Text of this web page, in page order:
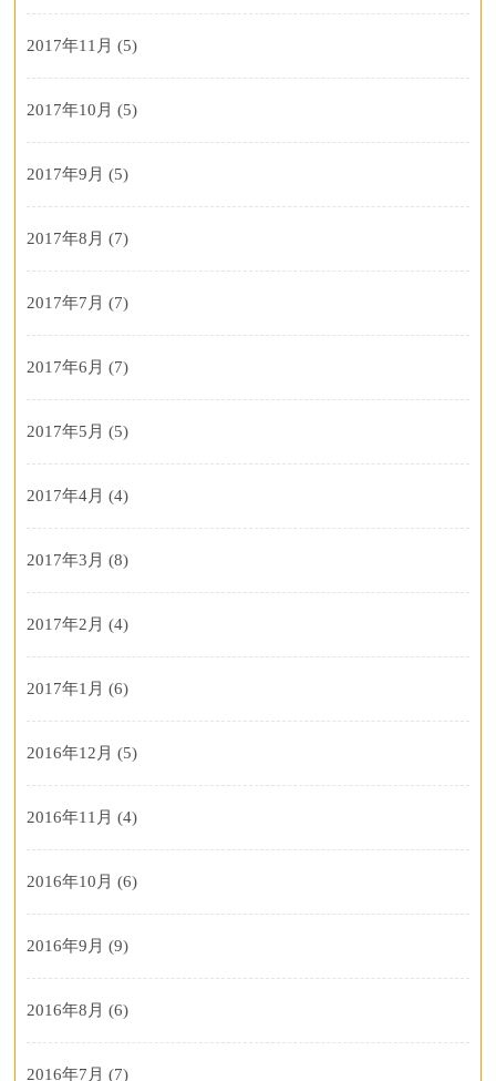
2017年11月 (5)
2017年10月 (5)
2017年9月 (5)
2017年8月 (7)
2017年7月 (7)
2017年6月 (7)
2017年5月 (5)
2017年4月 (4)
2017年3月 (8)
2017年2月 (4)
2017年1月 (6)
2016年12月 (5)
2016年11月 (4)
2016年10月 (6)
2016年9月 (9)
2016年8月 (6)
2016年7月 (7)